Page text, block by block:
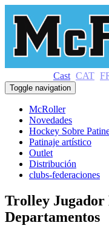
Cast CAT
Toggle navigation
McRoller
Novedades
Hockey Sobre
Patinaje artístico
Outlet
Distribución
clubs-federaciones
Trolley Jugador
Departamentos